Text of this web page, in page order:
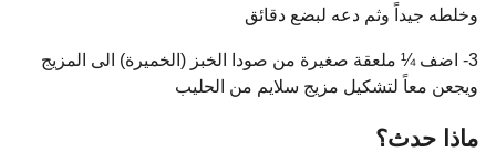
وخلطه جيداً وثم دعه لبضع دقائق
3- اضف ¼ ملعقة صغيرة من صودا الخبز (الخميرة) الى المزيج
ويجعن معاً لتشكيل مزيج سلايم من الحليب
ماذا حدث؟